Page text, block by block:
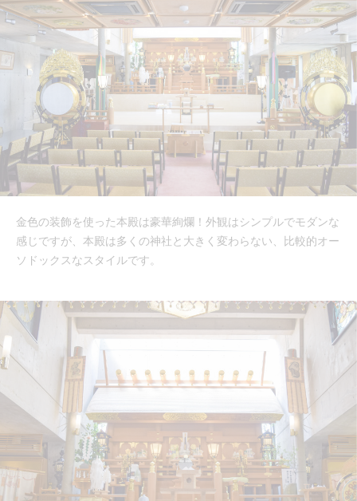
金色の装飾を使った本殿は豪華絢爛！外観はシンプルでモダンな
感じですが、本殿は多くの神社と大きく変わらない、比較的オー
ソドックスなスタイルです。